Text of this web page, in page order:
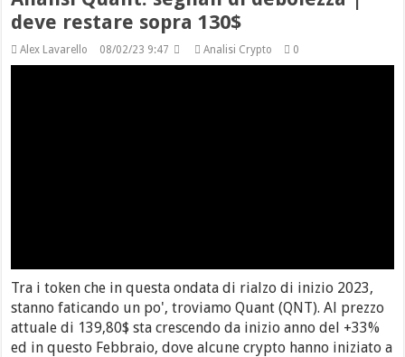
deve restare sopra 130$
Alex Lavarello 08/02/23 9:47 Analisi Crypto 0
Tra i token che in questa ondata di rialzo di inizio 2023,
stanno faticando un po', troviamo Quant (QNT). Al prezzo
attuale di 139,80$ sta crescendo da inizio anno del +33%
ed in questo Febbraio, dove alcune crypto hanno iniziato a